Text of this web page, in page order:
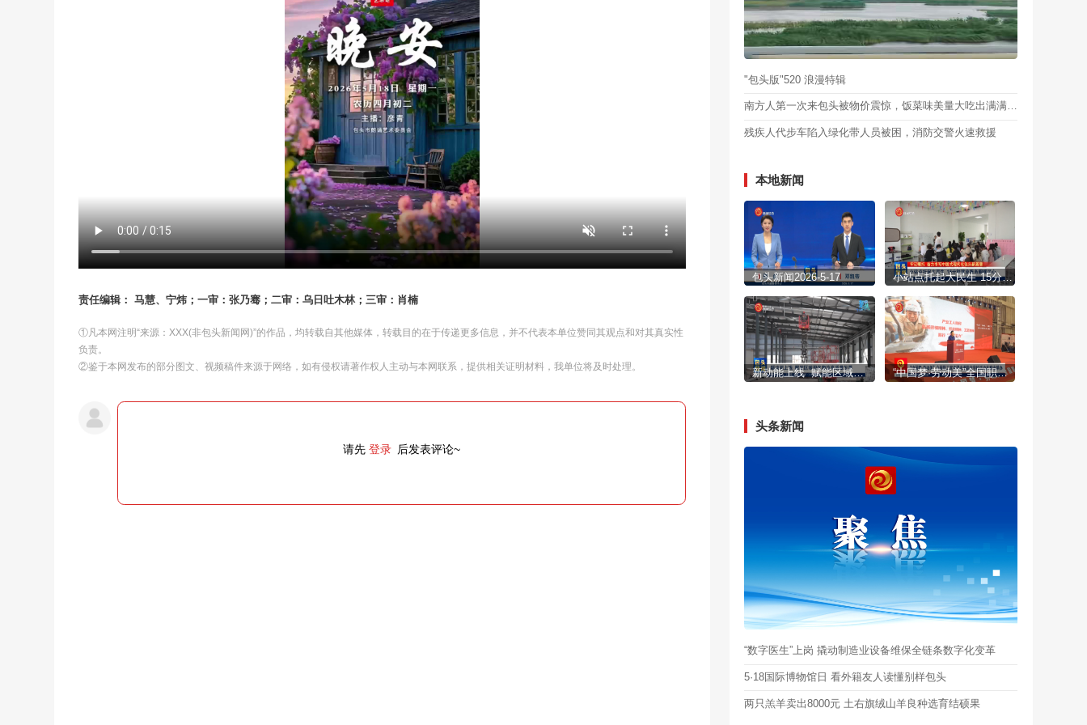
责任编辑： 马慧、宁炜；一审：张乃骞；二审：乌日吐木林；三审：肖楠
①凡本网注明“来源：XXX(非包头新闻网)”的作品，均转载自其他媒体，转载目的在于传递更多信息，并不代表本单位赞同其观点和对其真实性
负责。
②鉴于本网发布的部分图文、视频稿件来源于网络，如有侵权请著作权人主动与本网联系，提供相关证明材料，我单位将及时处理。
请先 登录 后发表评论~
"包头版"520 浪漫特辑
南方人第一次来包头被物价震惊，饭菜味美量大吃出满满幸福感
残疾人代步车陷入绿化带人员被困，消防交警火速救援
本地新闻
包头新闻2026-5-17 小站点托起大民生 15分钟就业服务圈暖民心
新动能上线 赋能区域现代物流高质量发展 “中国梦·劳动美”全国职工宣讲团走进职业学校活动在我市举办
头条新闻
“数字医生”上岗 撬动制造业设备维保全链条数字化变革
5·18国际博物馆日 看外籍友人读懂别样包头
两只羔羊卖出8000元 土右旗绒山羊良种选育结硕果